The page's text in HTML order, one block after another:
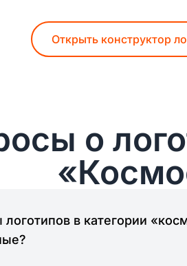
Открыть конструктор
о
в категории